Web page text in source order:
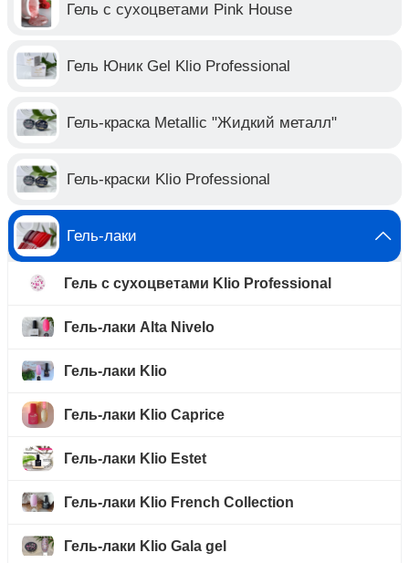
Гель с сухоцветами Pink House
Гель Юник Gel Klio Professional
Гель-краска Metallic "Жидкий металл"
Гель-краски Klio Professional
Гель-лаки
Гель с сухоцветами Klio Professional
Гель-лаки Alta Nivelo
Гель-лаки Klio
Гель-лаки Klio Caprice
Гель-лаки Klio Estet
Гель-лаки Klio French Collection
Гель-лаки Klio Gala gel